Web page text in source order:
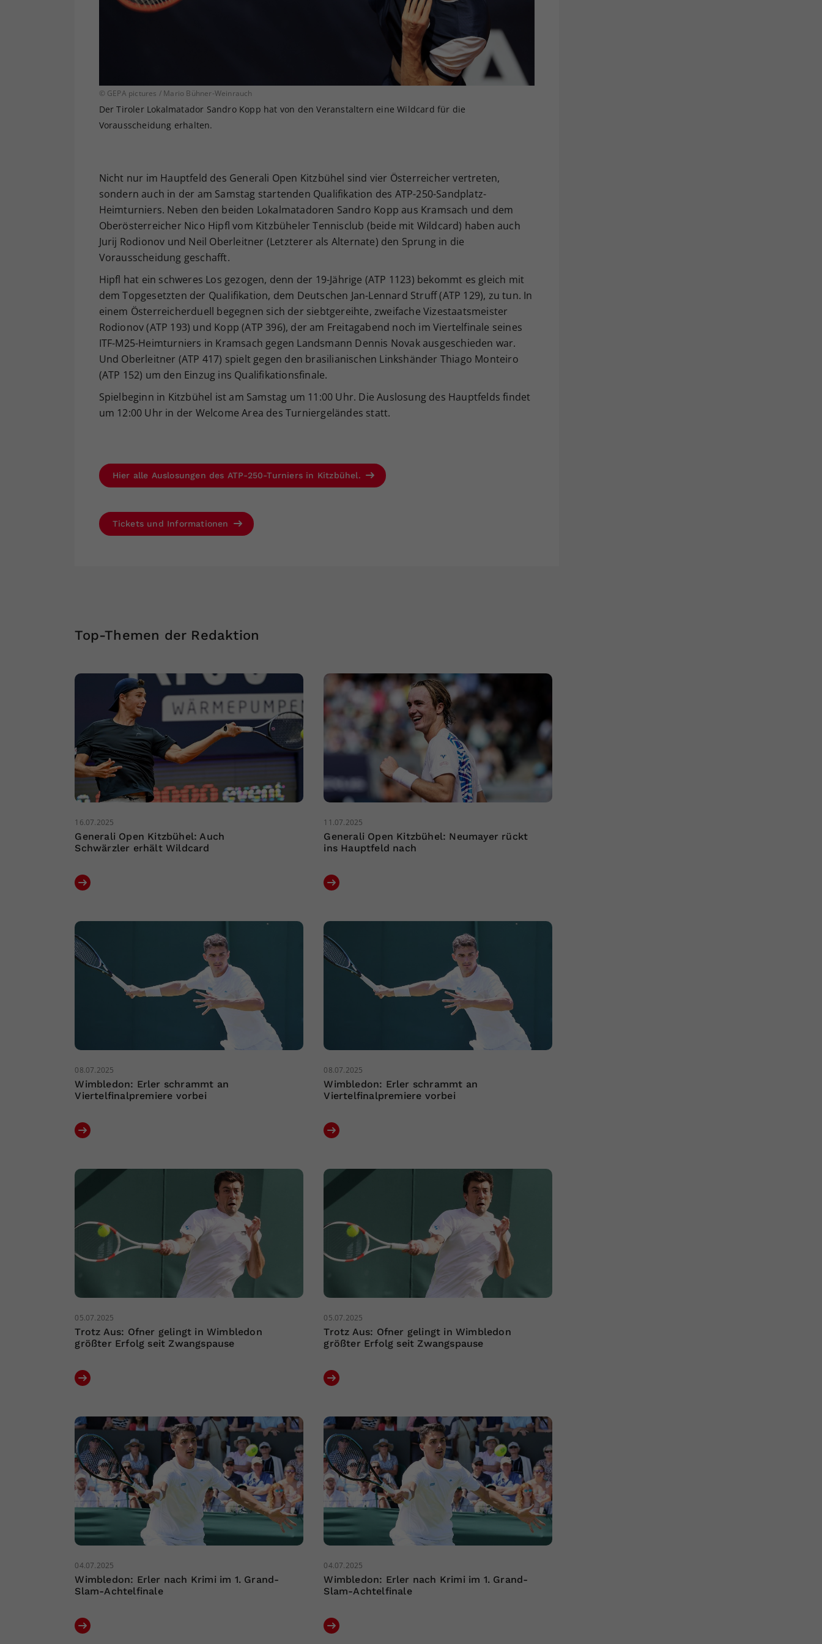
© GEPA pictures / Mario Bühner-Weinrauch
Der Tiroler Lokalmatador Sandro Kopp hat von den Veranstaltern eine Wildcard für die
Vorausscheidung erhalten.
Nicht nur im Hauptfeld des Generali Open Kitzbühel sind vier Österreicher vertreten,
sondern auch in der am Samstag startenden Qualifikation des ATP-250-Sandplatz-
Heimturniers. Neben den beiden Lokalmatadoren Sandro Kopp aus Kramsach und dem
Oberösterreicher Nico Hipfl vom Kitzbüheler Tennisclub (beide mit Wildcard) haben auch
Jurij Rodionov und Neil Oberleitner (Letzterer als Alternate) den Sprung in die
Vorausscheidung geschafft.
Hipfl hat ein schweres Los gezogen, denn der 19-Jährige (ATP 1123) bekommt es gleich mit
dem Topgesetzten der Qualifikation, dem Deutschen Jan-Lennard Struff (ATP 129), zu tun. In
einem Österreicherduell begegnen sich der siebtgereihte, zweifache Vizestaatsmeister
Rodionov (ATP 193) und Kopp (ATP 396), der am Freitagabend noch im Viertelfinale seines
ITF-M25-Heimturniers in Kramsach gegen Landsmann Dennis Novak ausgeschieden war.
Und Oberleitner (ATP 417) spielt gegen den brasilianischen Linkshänder Thiago Monteiro
(ATP 152) um den Einzug ins Qualifikationsfinale.
Spielbeginn in Kitzbühel ist am Samstag um 11:00 Uhr. Die Auslosung des Hauptfelds findet
um 12:00 Uhr in der Welcome Area des Turniergeländes statt.
Hier alle Auslosungen des ATP-250-Turniers in Kitzbühel.
Tickets und Informationen
Top-Themen der Redaktion
16.07.2025
Generali Open Kitzbühel: Auch
Schwärzler erhält Wildcard
11.07.2025
Generali Open Kitzbühel: Neumayer rückt
ins Hauptfeld nach
08.07.2025
Wimbledon: Erler schrammt an
Viertelfinalpremiere vorbei
08.07.2025
Wimbledon: Erler schrammt an
Viertelfinalpremiere vorbei
05.07.2025
Trotz Aus: Ofner gelingt in Wimbledon
größter Erfolg seit Zwangspause
05.07.2025
Trotz Aus: Ofner gelingt in Wimbledon
größter Erfolg seit Zwangspause
04.07.2025
Wimbledon: Erler nach Krimi im 1. Grand-
Slam-Achtelfinale
04.07.2025
Wimbledon: Erler nach Krimi im 1. Grand-
Slam-Achtelfinale
Ihrer vorgenommen Einstellungen, falls der
Webseiten-Betreiber dies eingestellt hat.